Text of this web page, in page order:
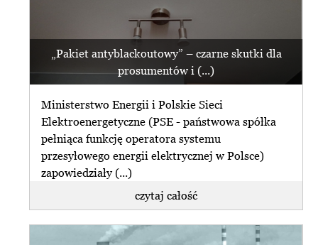
„Pakiet antyblackoutowy” – czarne skutki dla
prosumentów i (...)
Ministerstwo Energii i Polskie Sieci
Elektroenergetyczne (PSE - państwowa spółka
pełniąca funkcję operatora systemu
przesyłowego energii elektrycznej w Polsce)
zapowiedziały (...)
czytaj całość